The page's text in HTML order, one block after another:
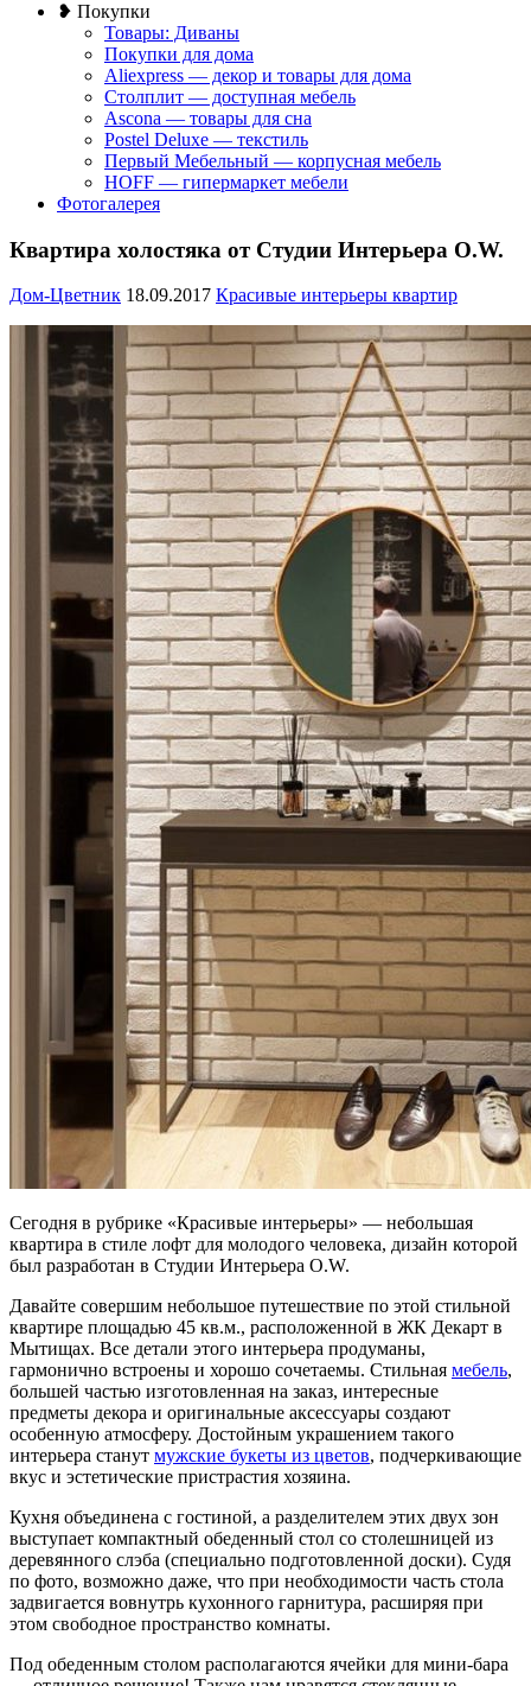
❥ Покупки
Товары: Диваны
Покупки для дома
Aliexpress — декор и товары для дома
Столплит — доступная мебель
Ascona — товары для сна
Postel Deluxe — текстиль
Первый Мебельный — корпусная мебель
HOFF — гипермаркет мебели
Фотогалерея
Квартира холостяка от Студии Интерьера O.W.
Дом-Цветник 18.09.2017 Красивые интерьеры квартир
Сегодня в рубрике «Красивые интерьеры» — небольшая
квартира в стиле лофт для молодого человека, дизайн которой
был разработан в Студии Интерьера O.W.
Давайте совершим небольшое путешествие по этой стильной
квартире площадью 45 кв.м., расположенной в ЖК Декарт в
Мытищах. Все детали этого интерьера продуманы,
гармонично встроены и хорошо сочетаемы. Стильная мебель,
большей частью изготовленная на заказ, интересные
предметы декора и оригинальные аксессуары создают
особенную атмосферу. Достойным украшением такого
интерьера станут мужские букеты из цветов, подчеркивающие
вкус и эстетические пристрастия хозяина.
Кухня объединена с гостиной, а разделителем этих двух зон
выступает компактный обеденный стол со столешницей из
деревянного слэба (специально подготовленной доски). Судя
по фото, возможно даже, что при необходимости часть стола
задвигается вовнутрь кухонного гарнитура, расширяя при
этом свободное пространство комнаты.
Под обеденным столом располагаются ячейки для мини-бара